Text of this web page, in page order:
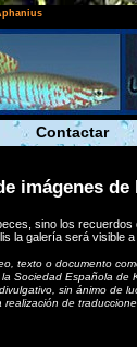
Contactar
de
sino los recuerdos
la galería será visible a
texto o documento
Sociedad Española de
sin ánimo de
de